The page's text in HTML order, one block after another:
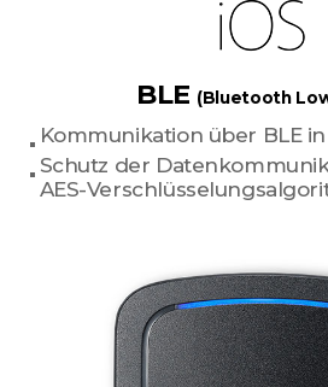
BLE (Bluetooth
Kommunikation über BLE in
Schutz der
AES-